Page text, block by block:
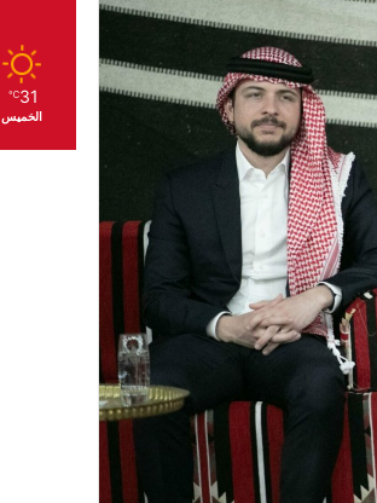
31
℃
الخميس